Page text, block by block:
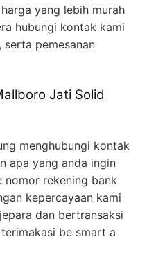
yang lebih murah
hubungi kontak kami
serta pemesanan
Jati Solid
menghubungi kontak
apa yang anda ingin
nomor rekening bank
kepercayaan kami
dan bertransaksi
be smart a